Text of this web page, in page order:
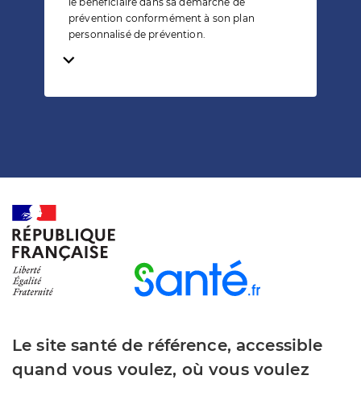
prévention conformément à son plan
personnalisé de prévention.
Temps de lecture
Le site santé de référence, accessible
quand vous voulez, où vous voulez